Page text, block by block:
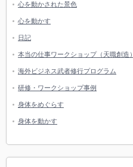
心を動かされた景色
心を動かす
日記
本当の仕事ワークショップ（天職創造）
海外ビジネス武者修行プログラム
研修・ワークショップ事例
身体をめぐらす
身体を動かす